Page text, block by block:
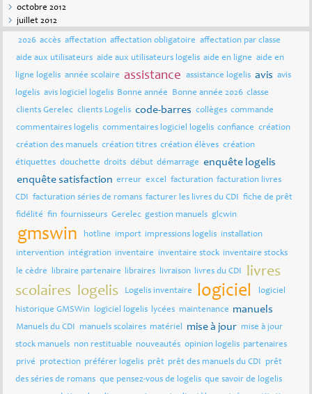
octobre 2012
juillet 2012
2026 accès affectation affectation obligatoire affectation par classe
aide aux utilisateurs aide aux utilisateurs logelis aide en ligne aide en
ligne logelis année scolaire assistance assistance logelis avis avis
logelis avis logiciel logelis Bonne année Bonne année 2026 classe
clients Gerelec clients Logelis code-barres collèges commande
commentaires logelis commentaires logiciel logelis confiance création
création des manuels création titres création élèves création
étiquettes douchette droits début démarrage enquête logelis
enquête satisfaction erreur excel facturation facturation livres
CDI facturation séries de romans facturer les livres du CDI fiche de prêt
fidélité fin fournisseurs Gerelec gestion manuels glcwin
gmswin hotline import impressions logelis installation
intervention intégration inventaire inventaire stock inventaire stocks
le cèdre libraire partenaire libraires livraison livres du CDI
livres
scolaires logelis Logelis inventaire logiciel logiciel
historique GMSWin logiciel logelis lycées maintenance manuels
Manuels du CDI manuels scolaires matériel mise à jour mise à jour
stock manuels non restituable nouveautés opinion logelis partenaires
privé protection préférer logelis prêt prêt des manuels du CDI prêt
des séries de romans que pensez-vous de logelis que savoir de logelis